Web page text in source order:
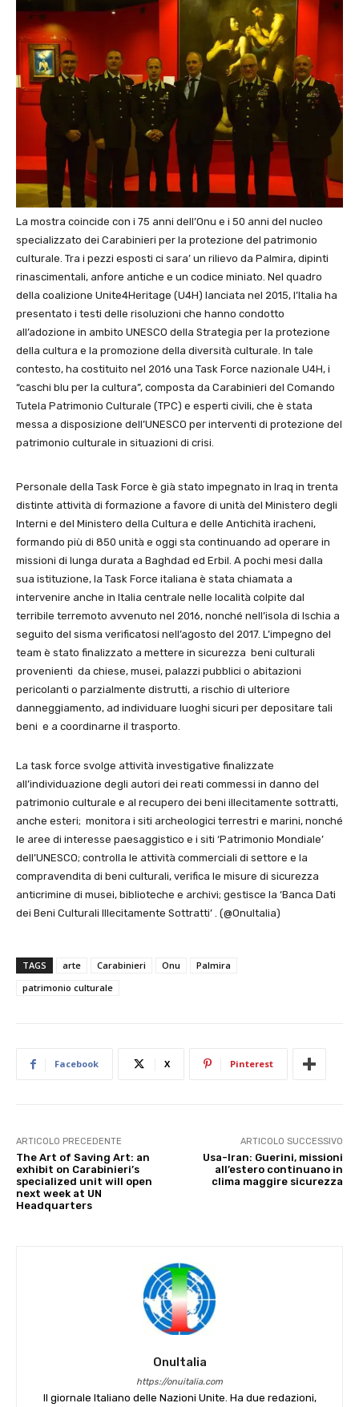
La mostra coincide con i 75 anni dell’Onu e i 50 anni del nucleo
specializzato dei Carabinieri per la protezione del patrimonio
culturale. Tra i pezzi esposti ci sara’ un rilievo da Palmira, dipinti
rinascimentali, anfore antiche e un codice miniato. Nel quadro
della coalizione Unite4Heritage (U4H) lanciata nel 2015, l’Italia ha
presentato i testi delle risoluzioni che hanno condotto
all’adozione in ambito UNESCO della Strategia per la protezione
della cultura e la promozione della diversità culturale. In tale
contesto, ha costituito nel 2016 una Task Force nazionale U4H, i
“caschi blu per la cultura”, composta da Carabinieri del Comando
Tutela Patrimonio Culturale (TPC) e esperti civili, che è stata
messa a disposizione dell’UNESCO per interventi di protezione del
patrimonio culturale in situazioni di crisi.
Personale della Task Force è già stato impegnato in Iraq in trenta
distinte attività di formazione a favore di unità del Ministero degli
Interni e del Ministero della Cultura e delle Antichità iracheni,
formando più di 850 unità e oggi sta continuando ad operare in
missioni di lunga durata a Baghdad ed Erbil. A pochi mesi dalla
sua istituzione, la Task Force italiana è stata chiamata a
intervenire anche in Italia centrale nelle località colpite dal
terribile terremoto avvenuto nel 2016, nonché nell’isola di Ischia a
seguito del sisma verificatosi nell’agosto del 2017. L’impegno del
team è stato finalizzato a mettere in sicurezza beni culturali
provenienti da chiese, musei, palazzi pubblici o abitazioni
pericolanti o parzialmente distrutti, a rischio di ulteriore
danneggiamento, ad individuare luoghi sicuri per depositare tali
beni e a coordinarne il trasporto.
La task force svolge attività investigative finalizzate
all’individuazione degli autori dei reati commessi in danno del
patrimonio culturale e al recupero dei beni illecitamente sottratti,
anche esteri; monitora i siti archeologici terrestri e marini, nonché
le aree di interesse paesaggistico e i siti ‘Patrimonio Mondiale’
dell’UNESCO; controlla le attività commerciali di settore e la
compravendita di beni culturali, verifica le misure di sicurezza
anticrimine di musei, biblioteche e archivi; gestisce la ‘Banca Dati
dei Beni Culturali Illecitamente Sottratti’ . (@OnuItalia)
TAGS arte Carabinieri Onu
Palmira
patrimonio culturale
Facebook X Pinterest
ARTICOLO PRECEDENTE
The Art of Saving Art: an
exhibit on Carabinieri’s
specialized unit will open
next week at UN
Headquarters
ARTICOLO SUCCESSIVO
Usa-Iran: Guerini, missioni
all’estero continuano in
clima maggire sicurezza
OnuItalia
https://onuitalia.com
Il giornale Italiano delle Nazioni Unite. Ha due redazioni,